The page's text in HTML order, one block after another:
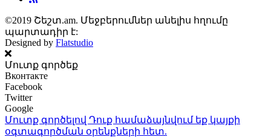
©2019 Շեշտ.am. Մեջբերումներ անելիս հղումը
պարտադիր է:
Designed by Flatstudio
Մուտք գործեք
Вконтакте
Facebook
Twitter
Google
Մուտք գործելով Դուք համաձայնվում եք կայքի
օգտագործման օրենքների հետ.